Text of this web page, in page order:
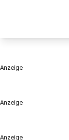
Anzeige
Anzeige
Anzeige